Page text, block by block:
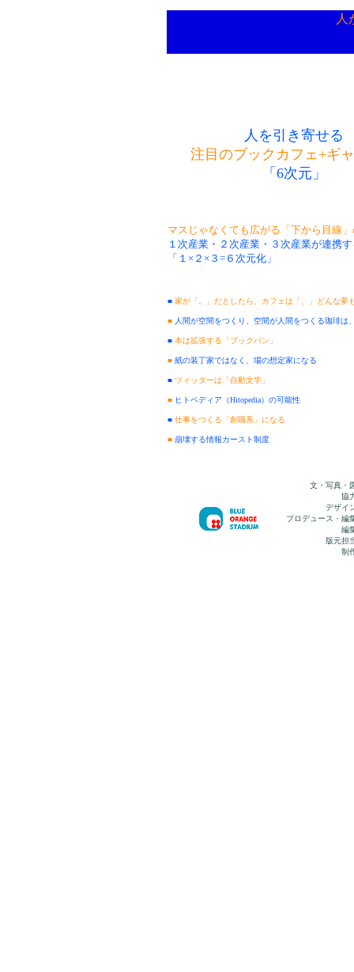
人
人を引き寄せる
注目のブックカフェ+ギ
「6次元」
マスじゃなくても広がる「下から目線
１次産業・２次産業・３次産業が連携
「１×２×３=６次元化」
■ 家が「。」だとしたら、カフェは「、」どんな夢
■ 人間が空間をつくり、空間が人間をつくる珈琲
■ 本は拡張する「ブックバン」
■ 紙の装丁家ではなく、場の想定家になる
■ ツィッターは「自動文学」
■ ヒトペディア（Hitopedia）の可能性
■ 仕事をつくる「創職系」になる
■ 崩壊する情報カースト制度
文・写真・
協
デザイ
プロデュース・編
編
版元担
制